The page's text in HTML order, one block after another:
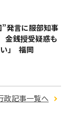
発言に服部知事
金銭授受疑惑も
い」 福岡
政記事一覧へ